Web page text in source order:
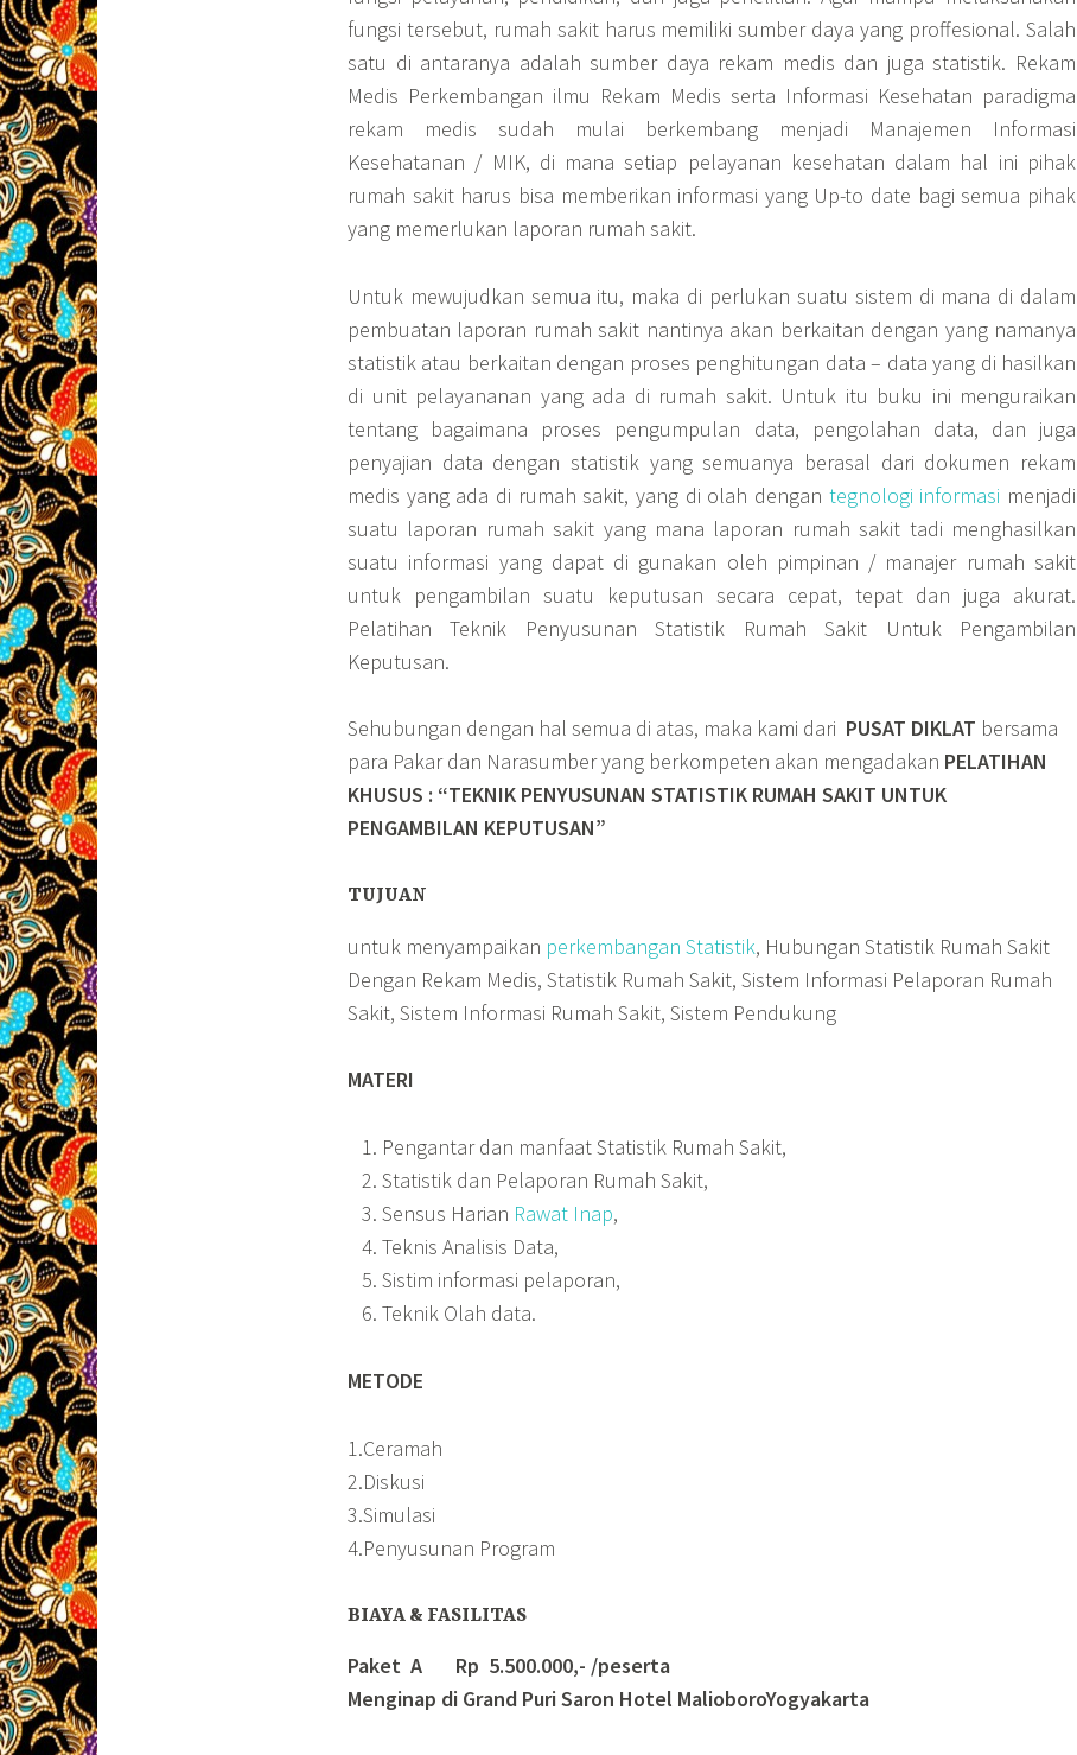
fungsi tersebut, rumah sakit harus memiliki sumber daya yang proffesional. Salah
satu di antaranya adalah sumber daya rekam medis dan juga statistik. Rekam
Medis Perkembangan ilmu Rekam Medis serta Informasi Kesehatan paradigma
rekam medis sudah mulai berkembang menjadi Manajemen Informasi
Kesehatanan / MIK, di mana setiap pelayanan kesehatan dalam hal ini pihak
rumah sakit harus bisa memberikan informasi yang Up-to date bagi semua pihak
yang memerlukan laporan rumah sakit.
Untuk mewujudkan semua itu, maka di perlukan suatu sistem di mana di dalam
pembuatan laporan rumah sakit nantinya akan berkaitan dengan yang namanya
statistik atau berkaitan dengan proses penghitungan data – data yang di hasilkan
di unit pelayananan yang ada di rumah sakit. Untuk itu buku ini menguraikan
tentang bagaimana proses pengumpulan data, pengolahan data, dan juga
penyajian data dengan statistik yang semuanya berasal dari dokumen rekam
medis yang ada di rumah sakit, yang di olah dengan tegnologi informasi menjadi
suatu laporan rumah sakit yang mana laporan rumah sakit tadi menghasilkan
suatu informasi yang dapat di gunakan oleh pimpinan / manajer rumah sakit
untuk pengambilan suatu keputusan secara cepat, tepat dan juga akurat.
Pelatihan Teknik Penyusunan Statistik Rumah Sakit Untuk Pengambilan
Keputusan.
Sehubungan dengan hal semua di atas, maka kami dari PUSAT DIKLAT bersama
para Pakar dan Narasumber yang berkompeten akan mengadakan PELATIHAN
KHUSUS : “TEKNIK PENYUSUNAN STATISTIK RUMAH SAKIT UNTUK
PENGAMBILAN KEPUTUSAN”
TUJUAN
untuk menyampaikan perkembangan Statistik, Hubungan Statistik Rumah Sakit
Dengan Rekam Medis, Statistik Rumah Sakit, Sistem Informasi Pelaporan Rumah
Sakit, Sistem Informasi Rumah Sakit, Sistem Pendukung
MATERI
Pengantar dan manfaat Statistik Rumah Sakit,
Statistik dan Pelaporan Rumah Sakit,
Sensus Harian Rawat Inap,
Teknis Analisis Data,
Sistim informasi pelaporan,
Teknik Olah data.
METODE
1.Ceramah
2.Diskusi
3.Simulasi
4.Penyusunan Program
BIAYA & FASILITAS
Paket A Rp 5.500.000,- /peserta
Menginap di Grand Puri Saron Hotel MalioboroYogyakarta